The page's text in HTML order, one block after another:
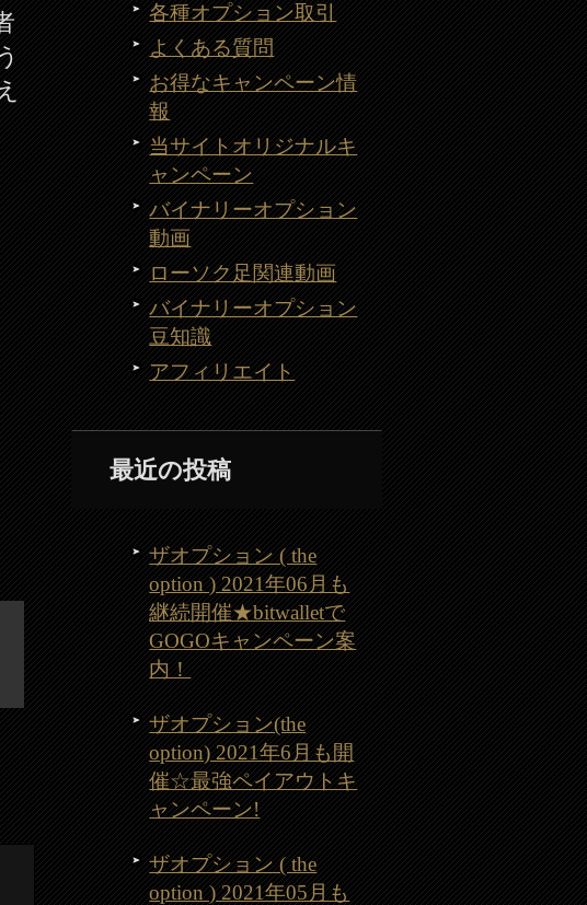
各種オプション取引
よくある質問
お得なキャンペーン情
報
当サイトオリジナルキ
ャンペーン
バイナリーオプション
動画
ローソク足関連動画
バイナリーオプション
豆知識
アフィリエイト
最近の投稿
ザオプション ( the
option ) 2021年06月も
継続開催★bitwalletで
GOGOキャンペーン案
内！
ザオプション(the
option) 2021年6月も開
催☆最強ペイアウトキ
ャンペーン!
ザオプション ( the
option ) 2021年05月も